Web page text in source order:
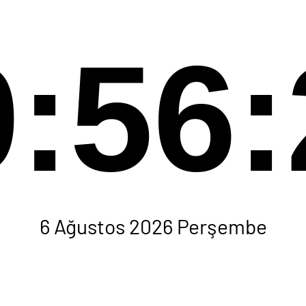
6 Ağustos 2026 Perşembe